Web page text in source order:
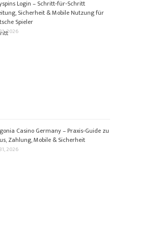
Login – Schritt‑für‑Schritt
Sicherheit & Mobile Nutzung für
Spieler
2026
Casino Germany – Praxis‑Guide zu
Zahlung, Mobile & Sicherheit
2026